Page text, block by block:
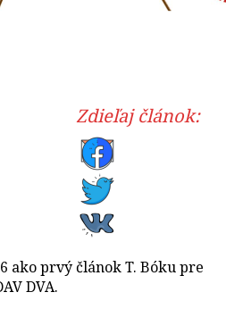
Zdieľaj článok:
ako prvý článok T. Bóku pre
DVA.